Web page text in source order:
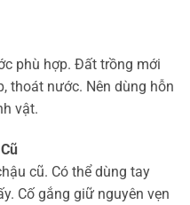
phù hợp. Đất trồng mới
thoát nước. Nên dùng hỗn
vật.
cũ. Có thể dùng tay
Cố gắng giữ nguyên vẹn